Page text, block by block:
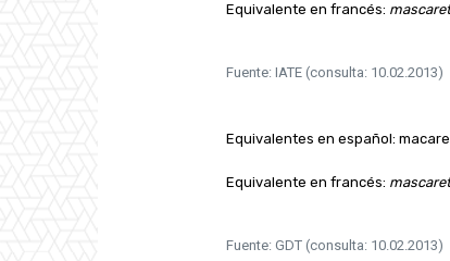
Equivalente en francés: mascaret
Fuente: IATE (consulta: 10.02.2013)
Equivalentes en español:
Equivalente en francés:
Fuente: GDT (consulta: 10.02.2013)